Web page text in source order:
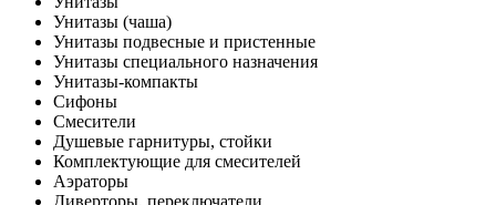
Унитазы (чаша)
Унитазы подвесные и пристенные
Унитазы специального назначения
Унитазы-компакты
Сифоны
Смесители
Душевые гарнитуры, стойки
Комплектующие для смесителей
Аэраторы
Диверторы, переключатели